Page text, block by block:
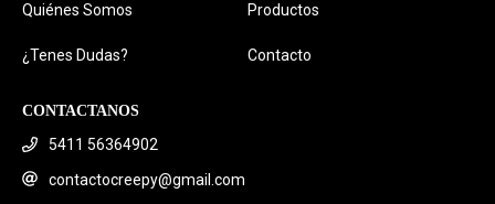
Quiénes Somos Productos
¿Tenes Dudas? Contacto
CONTACTANOS
5411 56364902
contactocreepy@gmail.com